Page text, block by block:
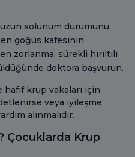
solunum durumunu
göğüs kafesinin
zorlanma, sürekli hırıltılı
doktora başvurun.
hafif krup vakaları için
veya iyileşme
alınmalıdır.
Çocuklarda Krup